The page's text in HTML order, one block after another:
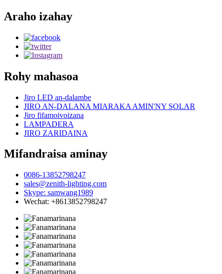
Araho izahay
Rohy mahasoa
Jiro LED an-dalambe
JIRO AN-DALANA MIARAKA AMIN'NY SOLAR
Jiro fifamoivoizana
LAMPADERA
JIRO ZARIDAINA
Mifandraisa aminay
0086-13852798247
sales@zenith-lighting.com
Skype: samwang1989
Wechat: +8613852798247